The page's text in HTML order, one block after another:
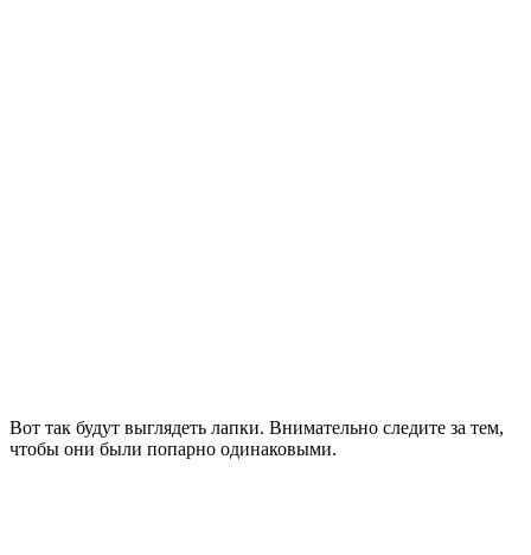
Вот так будут выглядеть лапки. Внимательно следите за тем,
чтобы они были попарно одинаковыми.